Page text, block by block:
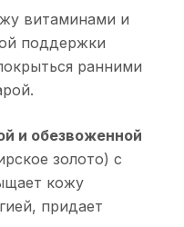
витаминами и
поддержки
ранними
и обезвоженной
золото) с
кожу
придает